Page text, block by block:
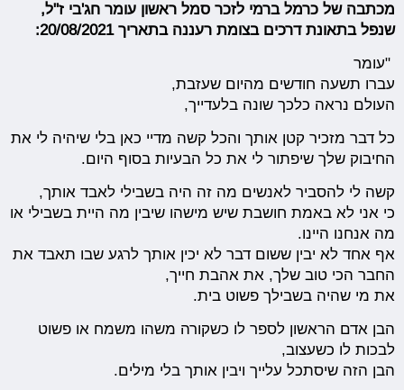
מכתבה של כרמל ברמי לזכר סמל ראשון עומר חג'בי ז"ל,
שנפל בתאונת דרכים בצומת רעננה בתאריך 20/08/2021:
"עומר
עברו תשעה חודשים מהיום שעזבת,
העולם נראה כלכך שונה בלעדייך,
כל דבר מזכיר קטן אותך והכל קשה מדיי כאן בלי שיהיה לי את
החיבוק שלך שיפתור לי את כל הבעיות בסוף היום.
קשה לי להסביר לאנשים מה זה היה בשבילי לאבד אותך,
כי אני לא באמת חושבת שיש מישהו שיבין מה היית בשבילי או
מה אנחנו היינו.
אף אחד לא יבין ששום דבר לא יכין אותך לרגע שבו תאבד את
החבר הכי טוב שלך, את אהבת חייך,
את מי שהיה בשבילך פשוט בית.
הבן אדם הראשון לספר לו כשקורה משהו משמח או פשוט
לבכות לו כשעצוב,
הבן הזה שיסתכל עלייך ויבין אותך בלי מילים.